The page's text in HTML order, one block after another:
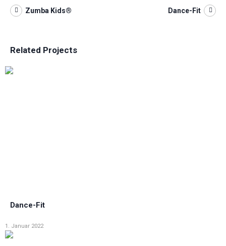
Zumba Kids® Dance-Fit
Related Projects
Dance-Fit
1. Januar 2022